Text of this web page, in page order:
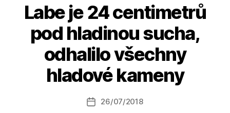
Labe je 24 centimetrů
pod hladinou sucha,
odhalilo všechny
hladové kameny
Autor
příspěvku
A
u
o
a
Datum
26/07/2018